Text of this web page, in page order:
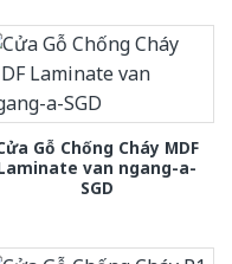
Gỗ Chống Cháy MDF
van ngang-a-
SGD